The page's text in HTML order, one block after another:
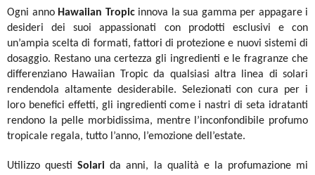
Ogni anno Hawaiian Tropicinnova la sua gamma per appagare i
desideri dei suoi appassionati con prodotti esclusivi e con
un’ampia scelta di formati, fattori di protezione e nuovi sistemi di
dosaggio. Restano una certezza gli ingredienti e le fragranze che
differenziano Hawaiian Tropic da qualsiasi altra linea di solari
rendendola altamente desiderabile. Selezionati con cura per i
loro benefici effetti, gli ingredienti come i nastri di seta idratanti
rendono la pelle morbidissima, mentre l’inconfondibile profumo
tropicale regala, tutto l’anno, l’emozione dell’estate.
Utilizzo questiSolari da anni, la qualità e la profumazione mi